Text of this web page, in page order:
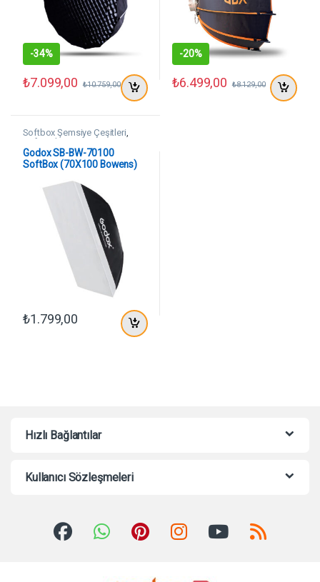
-34%
₺7.099,00 ₺10.759,00
-20%
₺6.499,00 ₺8.129,00
Softbox Şemsiye Çeşitleri,
SoftBoxlar
Godox SB-BW-70100
SoftBox (70X100 Bowens)
₺1.799,00
Hızlı Bağlantılar
Kullanıcı Sözleşmeleri